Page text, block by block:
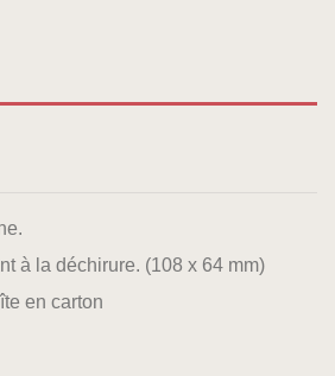
à la déchirure. (108 x 64 mm)
en carton